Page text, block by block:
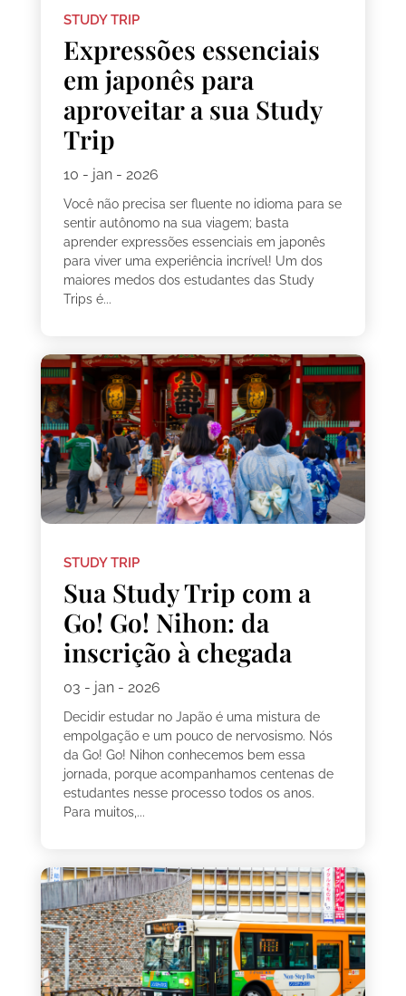
STUDY TRIP
Expressões essenciais
em japonês para
aproveitar a sua Study
Trip
10 - jan - 2026
Você não precisa ser fluente no idioma para se
sentir autônomo na sua viagem; basta
aprender expressões essenciais em japonês
para viver uma experiência incrível! Um dos
maiores medos dos estudantes das Study
Trips é...
STUDY TRIP
Sua Study Trip com a
Go! Go! Nihon: da
inscrição à chegada
03 - jan - 2026
Decidir estudar no Japão é uma mistura de
empolgação e um pouco de nervosismo. Nós
da Go! Go! Nihon conhecemos bem essa
jornada, porque acompanhamos centenas de
estudantes nesse processo todos os anos.
Para muitos,...